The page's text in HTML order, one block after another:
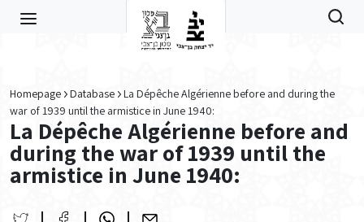
Homepage Database
La Dépêche Algérienne before and during the
war of 1939 until the armistice in June 1940:
La Dépêche Algérienne before and
during the war of 1939 until the
armistice in June 1940: